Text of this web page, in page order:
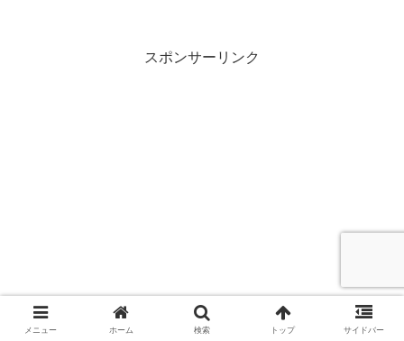
スポンサーリンク
メニュー ホーム 検索 トップ サイドバー